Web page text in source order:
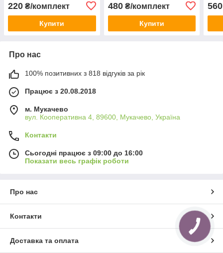
Польща
220 ₴/комплект
Купити
480₴/комплект
Купити
560
Про нас
100% позитивних з 818 відгуків за рік
Працює з 20.08.2018
м. Мукачево
вул. Кооперативна 4, 89600, Мукачево, Україна
Контакти
Сьогодні працює з 09:00 до 16:00
Показати весь графік роботи
Про нас
Контакти
Доставка та оплата
КНОПКА
ЗВ'ЯЗКУ